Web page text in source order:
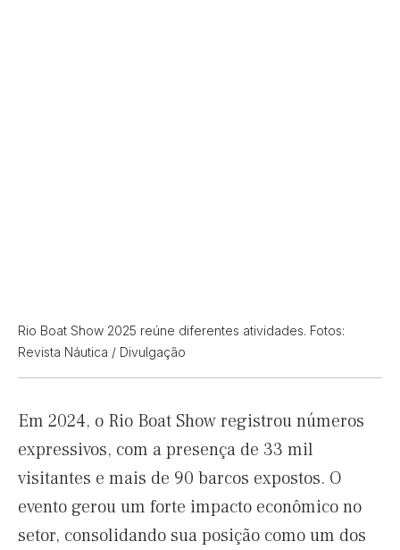
Rio Boat Show 2025 reúne diferentes atividades. Fotos:
Revista Náutica / Divulgação
Em 2024, o Rio Boat Show registrou números
expressivos, com a presença de 33 mil
visitantes e mais de 90 barcos expostos. O
evento gerou um forte impacto econômico no
setor, consolidando sua posição como um dos